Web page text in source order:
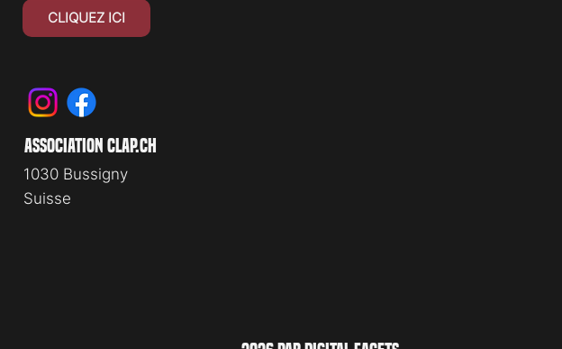
CLIQUEZ ICI
association clap.ch
1030 Bussigny
Suisse